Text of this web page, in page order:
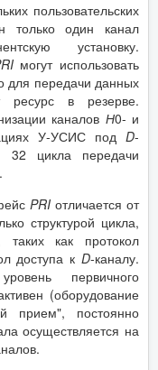
пользовательских
только один канал
установку.
могут использовать
для передачи данных
ресурс в резерве.
каналов Н0- и
У-УСИС под D-
цикла передачи
PRI отличается от
структурой цикла,
как протокол
доступа к D-каналу.
первичного
(оборудование
прием", постоянно
осуществляется на